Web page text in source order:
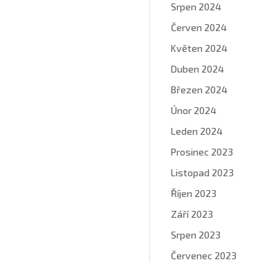
Srpen 2024
Červen 2024
Květen 2024
Duben 2024
Březen 2024
Únor 2024
Leden 2024
Prosinec 2023
Listopad 2023
Říjen 2023
Září 2023
Srpen 2023
Červenec 2023